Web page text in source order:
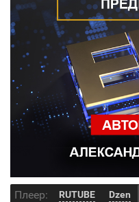
Плеер: RUTUBE Dzen